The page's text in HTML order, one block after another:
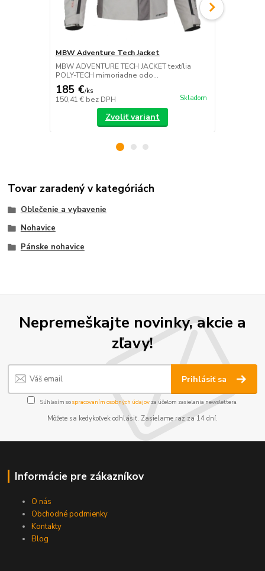
MBW Adventure Tech Jacket
MBW ADVENTURE TECH JACKET textília
POLY-TECH mimoriadne odo...
185 €/ks
150,41 € bez DPH Skladom
Zvoliť variant
Tovar zaradený v kategóriách
Oblečenie a vybavenie
Nohavice
Pánske nohavice
Nepremeškajte novinky, akcie a
zľavy!
Prihlásiť sa
Súhlasím sospracovaním osobných údajov za účelom zasielania newslettera.
Môžete sa kedykoľvek odhlásiť. Zasielame raz za 14 dní.
Informácie pre zákazníkov
O nás
Obchodné podmienky
Kontakty
Blog